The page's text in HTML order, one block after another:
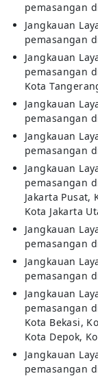
pemasangan
Jangkauan
pemasangan
Jangkauan
pemasangan
Kota
Jangkauan
pemasangan
Jangkauan
pemasangan
Jangkauan
pemasangan
Jakarta Pusat,
Kota Jakarta
Jangkauan
pemasangan
Jangkauan
pemasangan
Jangkauan
pemasangan
Kota Bekasi,
Kota Depok,
Jangkauan
pemasangan